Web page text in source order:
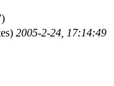
2005-2-24, 17:14:49